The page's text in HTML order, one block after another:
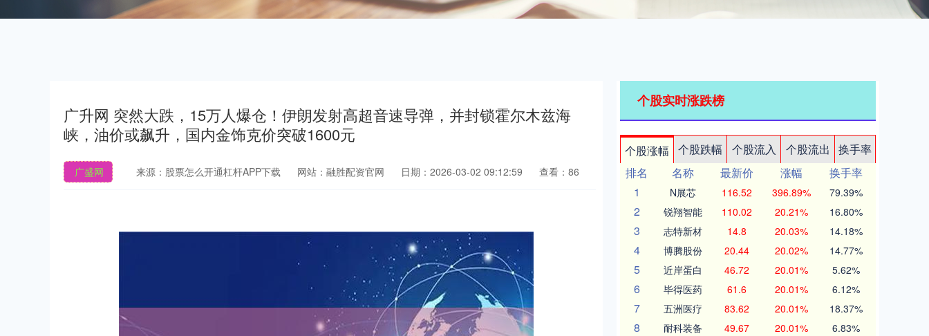
广升网 突然大跌，15万人爆仓！伊朗发射高超音速导弹，并封锁霍尔木兹海
峡，油价或飙升，国内金饰克价突破1600元
广盛网 来源：股票怎么开通杠杆APP下载 网站：融胜配资官网 日期：2026-03-02 09:12:59 查看：86
个股实时涨跌榜
个股涨幅 个股跌幅 个股流入 个股流出
换手率
排名
名称 最新价 涨幅
换手率
1
N展芯 116.52 396.89% 79.39%
2 锐翔智能 110.02 20.21% 16.80%
3 志特新材 14.8 20.03% 14.18%
4 博腾股份 20.44 20.02% 14.77%
5 近岸蛋白 46.72 20.01% 5.62%
6 毕得医药 61.6 20.01% 6.12%
7 五洲医疗 83.62 20.01% 18.37%
8 耐科装备 49.67 20.01% 6.83%